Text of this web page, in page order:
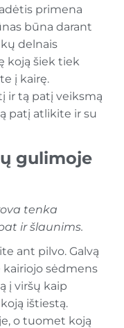
primena
būna darant
delnais
koją šiek tiek
į kairę.
ir tą patį veiksmą
patį atlikite ir su
gulimoje
tenka
ir šlaunims.
ant pilvo. Galvą
sėdmens
į viršų kaip
ištiestą.
o tuomet koją